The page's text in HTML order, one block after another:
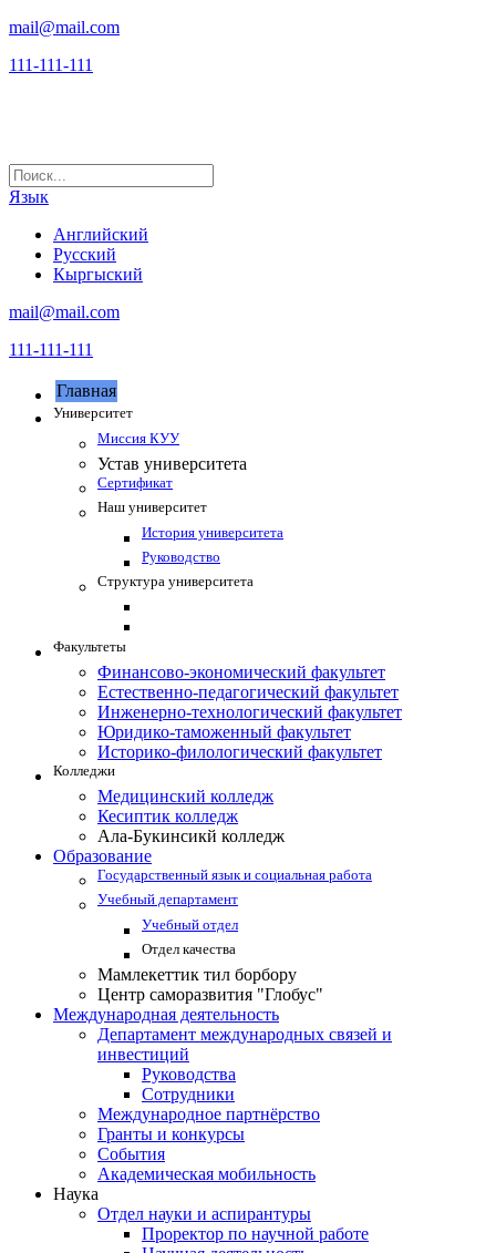
mail@mail.com
111-111-111
Язык
Английский
Русский
Кыргыский
mail@mail.com
111-111-111
Главная
Университет
Миссия КУУ
Устав университета
Сертификат
Наш университет
История университета
Руководство
Структура университета
Факультеты
Финансово-экономический факультет
Естественно-педагогический факультет
Инженерно-технологический факультет
Юридико-таможенный факультет
Историко-филологический факультет
Колледжи
Медицинский колледж
Кесиптик колледж
Ала-Букинсикй колледж
Образование
Государственный язык и социальная работа
Учебный департамент
Учебный отдел
Отдел качества
Мамлекеттик тил борбору
Центр саморазвития "Глобус"
Международная деятельность
Департамент международных связей и
инвестиций
Руководства
Сотрудники
Международное партнёрство
Гранты и конкурсы
События
Академическая мобильность
Наука
Отдел науки и аспирантуры
Проректор по научной работе